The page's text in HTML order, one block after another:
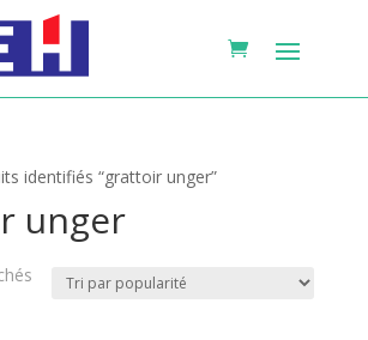
identifiés “grattoir unger”
unger
Trié